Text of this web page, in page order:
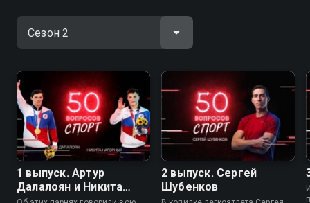
1 выпуск. Артур
Далалоян и Никита
Нагорный
2 выпуск. Сергей
Шубенков